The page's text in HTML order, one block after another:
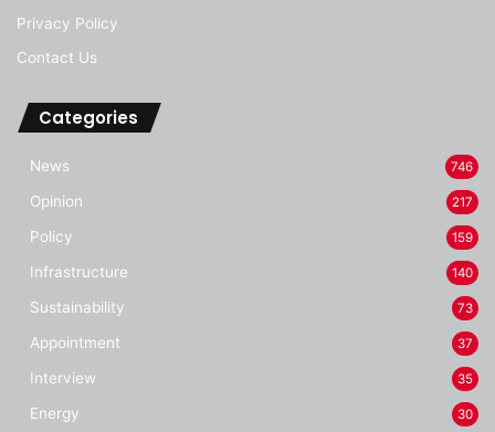
Privacy Policy
Contact Us
Categories
News 746
Opinion 217
Policy 159
Infrastructure 140
Sustainability 73
Appointment 37
Interview 35
Energy 30